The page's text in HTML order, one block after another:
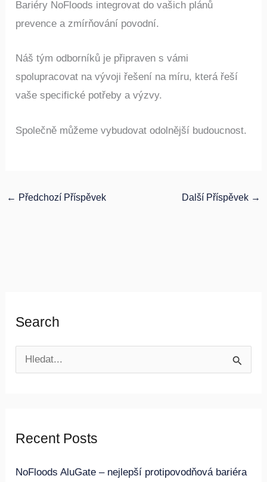
Bariéry NoFloods integrovat do vašich plánů
prevence a zmírňování povodní.
Náš tým odborníků je připraven s vámi
spolupracovat na vývoji řešení na míru, která řeší
vaše specifické potřeby a výzvy.
Společně můžeme vybudovat odolnější budoucnost.
← Předchozí Příspěvek Další Příspěvek →
Search
eRecent Posts
NoFloods AluGate – nejlepší protipovodňová bariéra